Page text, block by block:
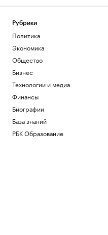
Рубрики
Политика
Экономика
Общество
Бизнес
Технологии и медиа
Финансы
Биографии
База знаний
РБК Образование